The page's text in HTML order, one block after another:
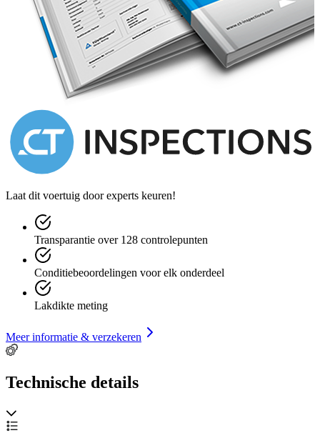
Further details on www.gulfblue.it
Laat dit voertuig door experts keuren!
Transparantie over 128 controlepunten
Conditiebeoordelingen voor elk onderdeel
Lakdikte meting
Meer informatie & verzekeren
Technische details